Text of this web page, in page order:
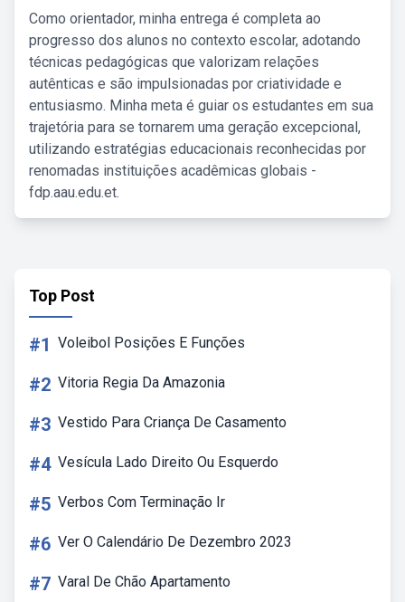
Como orientador, minha entrega é completa ao
progresso dos alunos no contexto escolar, adotando
técnicas pedagógicas que valorizam relações
autênticas e são impulsionadas por criatividade e
entusiasmo. Minha meta é guiar os estudantes em sua
trajetória para se tornarem uma geração excepcional,
utilizando estratégias educacionais reconhecidas por
renomadas instituições acadêmicas globais -
fdp.aau.edu.et.
Top Post
#1 Voleibol Posições E Funções
#2 Vitoria Regia Da Amazonia
#3 Vestido Para Criança De Casamento
#4 Vesícula Lado Direito Ou Esquerdo
#5 Verbos Com Terminação Ir
#6 Ver O Calendário De Dezembro 2023
#7 Varal De Chão Apartamento